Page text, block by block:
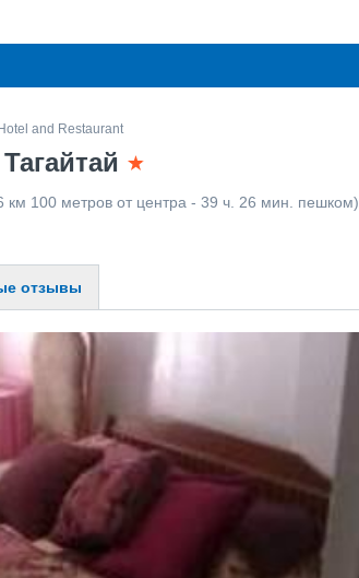
and Restaurant
км 100 метров от центра - 39 ч. 26 мин. пешком)
отзывы